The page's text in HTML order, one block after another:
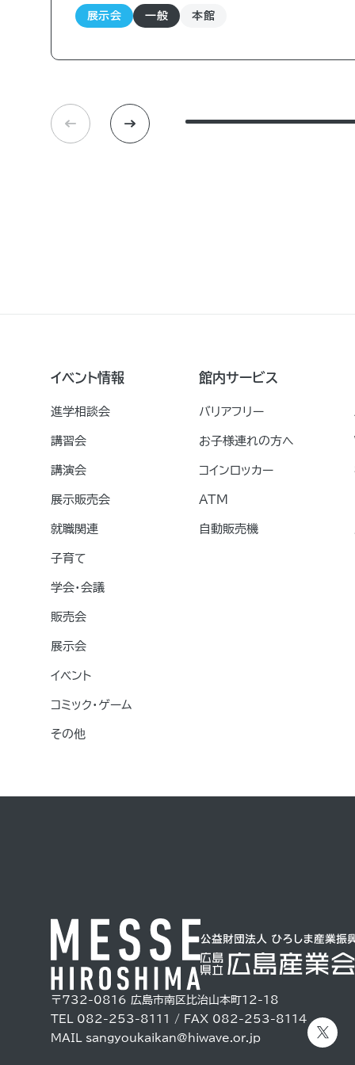
展示会 一般 本館
イベント情報
進学相談会
講習会
講演会
展示販売会
就職関連
子育て
学会・会議
販売会
展示会
イベント
コミック・ゲーム
その他
館内サービス
バリアフリー
お子様連れの方へ
コインロッカー
ATM
自動販売機
〒732-0816 広島市南区比治山本町12-18
TEL 082-253-8111 / FAX 082-253-8114
MAIL sangyoukaikan@hiwave.or.jp